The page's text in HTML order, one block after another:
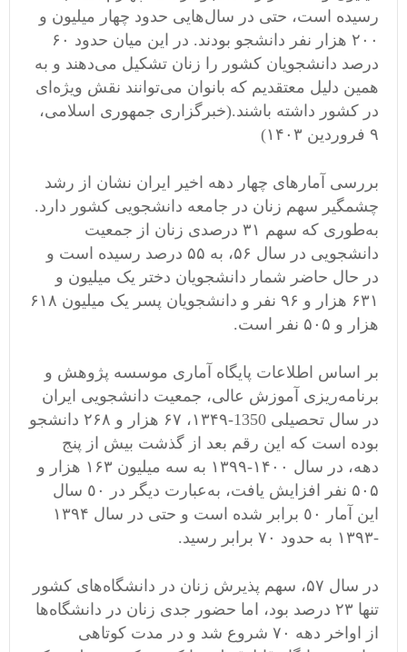
رسیده است، حتی در سال‌هایی حدود چهار میلیون و
۲۰۰ هزار نفر دانشجو بودند. در این میان حدود ۶۰
درصد دانشجویان کشور را زنان تشکیل می‌دهند و به
همین دلیل معتقدیم که بانوان می‌توانند نقش ویژه‌ای
در کشور داشته باشند.‌(خبرگزاری جمهوری اسلامی،
۹ فروردین ۱۴۰۳)
بررسی آمارهای چهار دهه اخیر ایران نشان از رشد
چشمگیر سهم زنان در جامعه دانشجویی کشور دارد.
به‌طوری که سهم ۳۱ درصدی زنان از جمعیت
دانشجویی در سال ۵۶، به ۵۵ درصد رسیده است و
در حال حاضر شمار دانشجویان دختر یک میلیون و
۶۳۱ هزار و ۹۶ نفر و دانشجویان پسر یک میلیون ۶۱۸
هزار و ۵۰۵ نفر است.
بر اساس اطلاعات پایگاه آماری موسسه پژوهش و
برنامه‌ریزی آموزش عالی، جمعیت دانشجویی ایران
در سال تحصیلی 1350-۱۳۴۹، ۶۷ هزار و ۲۶۸ دانشجو
بوده است که این رقم بعد از گذشت بیش از پنج
دهه، در سال ۱۴۰۰-١٣٩٩ به سه میلیون ۱۶۳ هزار و
۵۰۵ نفر افزایش یافت، به‌عبارت دیگر در ٥٠ سال
این آمار ٥٠ برابر شده است و حتی در سال ۱۳۹۴
-١٣٩٣ به حدود ٧٠ برابر رسید.
در سال ۵۷، سهم پذیرش زنان در دانشگاه‌های کشور
تنها ۲۳ درصد بود، اما حضور جدی زنان در دانشگاه‌ها
از اواخر دهه ۷۰ شروع شد و در مدت کوتاهی